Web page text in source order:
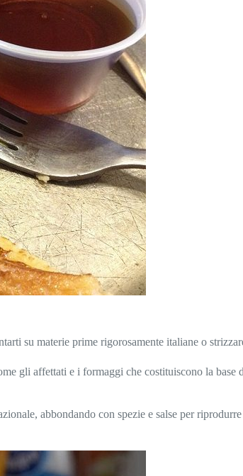
su materie prime rigorosamente italiane o
gli affettati e i formaggi che costituiscono la
abbondando con spezie e salse per